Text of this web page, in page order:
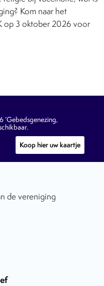
Kom naar het
op 3 oktober 2026 voor
‘Gebedsgenezing,
Koop hier uw kaartje
de vereniging